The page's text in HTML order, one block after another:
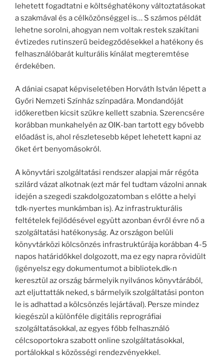
lehetett fogadtatni e költséghatékony változtatásokat
a szakmával és a célközönséggel is… S számos példát
lehetne sorolni, ahogyan nem voltak restek szakítani
évtizedes rutinszerű beidegződésekkel a hatékony és
felhasználóbarát kulturális kínálat megteremtése
érdekében.
A dániai csapat képviseletében Horváth István lépett a
Győri Nemzeti Színház színpadára. Mondandóját
időkeretben kicsit szűkre kellett szabnia. Szerencsére
korábban munkahelyén az OIK-ban tartott egy bővebb
előadást is, ahol részletesebb képet lehetett kapni az
őket ért benyomásokról.
A könyvtári szolgáltatási rendszer alapjai már régóta
szilárd vázat alkotnak (ezt már fel tudtam vázolni annak
idején a szegedi szakdolgozatomban s előtte a helyi
tdk-nyertes munkámban is). Az infrastrukturális
feltételek fejlődésével együtt azonban évről évre nő a
szolgáltatási hatékonyság. Az országon belüli
könyvtárközi kölcsönzés infrastruktúrája korábban 4-5
napos határidőkkel dolgozott, ma ez egy napra rövidült
(igényelsz egy dokumentumot a bibliotek.dk-n
keresztül az ország bármelyik nyilvános könyvtárából,
azt eljuttatták neked, s bármelyik szolgáltatási ponton
le is adhattad a kölcsönzés lejártával). Persze mindez
kiegészül a különféle digitális reprográfiai
szolgáltatásokkal, az egyes főbb felhasználó
célcsoportokra szabott online szolgáltatásokkal,
portálokkal s közösségi rendezvényekkel.